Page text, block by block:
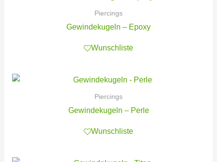
Piercings
Gewindekugeln – Epoxy
Wunschliste
Piercings
Gewindekugeln – Perle
Wunschliste